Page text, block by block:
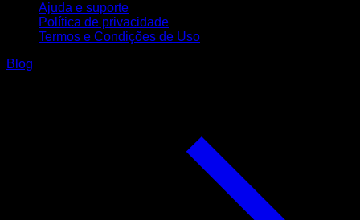
Ajuda e suporte
Política de privacidade
Termos e Condições de Uso
Blog